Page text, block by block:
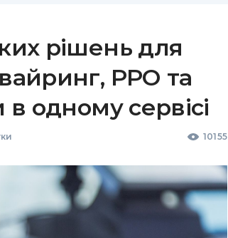
рішень для
РРО та
в одному сервісі
10155